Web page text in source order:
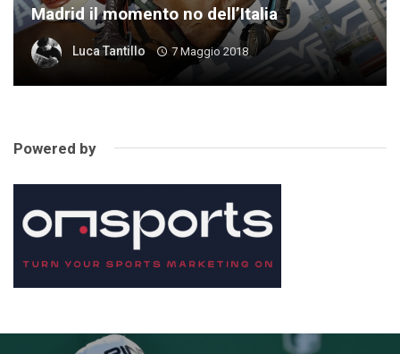
Madrid il momento no dell’Italia
Luca Tantillo 7 Maggio 2018
Powered by